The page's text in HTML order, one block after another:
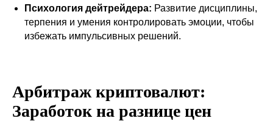
Психология дейтрейдера: Развитие дисциплины,
терпения и умения контролировать эмоции, чтобы
избежать импульсивных решений.
Арбитраж криптовалют:
Заработок на разнице цен